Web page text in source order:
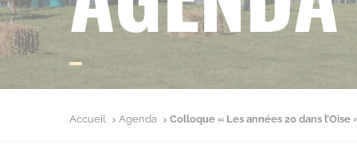
Accueil Agenda Colloque « Les années 20 dans l’Oise